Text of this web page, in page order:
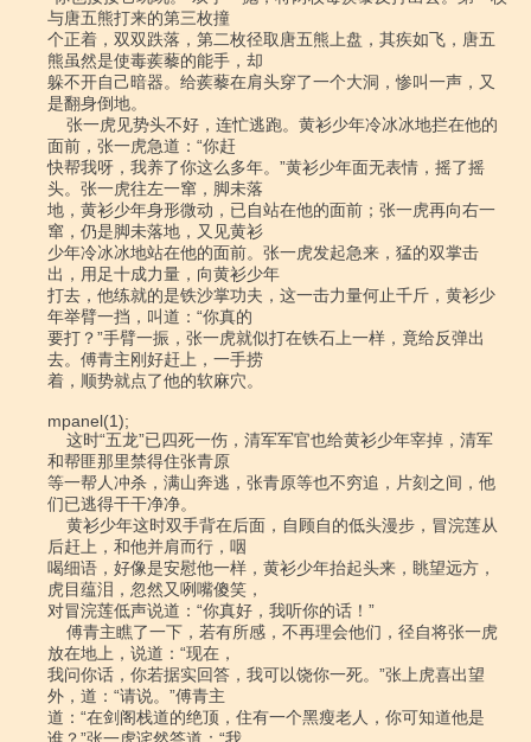
与唐五熊打来的第三枚撞
个正着，双双跌落，第二枚径取唐五熊上盘，其疾如飞，唐五
熊虽然是使毒蒺藜的能手，却
躲不开自己暗器。给蒺藜在肩头穿了一个大洞，惨叫一声，又
是翻身倒地。
面前，张一虎急道：“你赶
快帮我呀，我养了你这么多年。”黄衫少年面无表情，摇了摇
头。张一虎往左一窜，脚未落
地，黄衫少年身形微动，已自站在他的面前；张一虎再向右一
窜，仍是脚未落地，又见黄衫
少年冷冰冰地站在他的面前。张一虎发起急来，猛的双掌击
出，用足十成力量，向黄衫少年
打去，他练就的是铁沙掌功夫，这一击力量何止千斤，黄衫少
年举臂一挡，叫道：“你真的
要打？”手臂一振，张一虎就似打在铁石上一样，竟给反弹出
去。傅青主刚好赶上，一手捞
着，顺势就点了他的软麻穴。
mpanel(1);
和帮匪那里禁得住张青原
等一帮人冲杀，满山奔逃，张青原等也不穷追，片刻之间，他
们已逃得干干净净。
后赶上，和他并肩而行，咽
喝细语，好像是安慰他一样，黄衫少年抬起头来，眺望远方，
虎目蕴泪，忽然又咧嘴傻笑，
对冒浣莲低声说道：“你真好，我听你的话！”
放在地上，说道：“现在，
我问你话，你若据实回答，我可以饶你一死。”张上虎喜出望
外，道：“请说。”傅青主
道：“在剑阁栈道的绝顶，住有一个黑瘦老人，你可知道他是